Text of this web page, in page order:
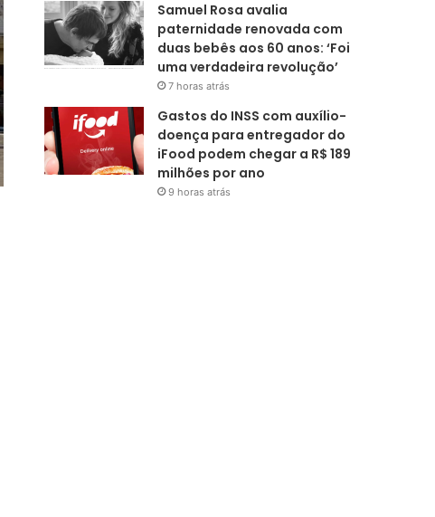
Samuel Rosa avalia
paternidade renovada com
duas bebês aos 60 anos: ‘Foi
uma verdadeira revolução’
7 horas atrás
Gastos do INSS com auxílio-
doença para entregador do
iFood podem chegar a R$ 189
milhões por ano
9 horas atrás